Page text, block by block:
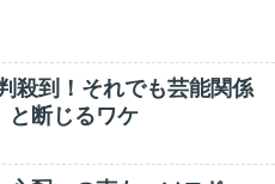
殺到！それでも芸能関係
と断じるワケ